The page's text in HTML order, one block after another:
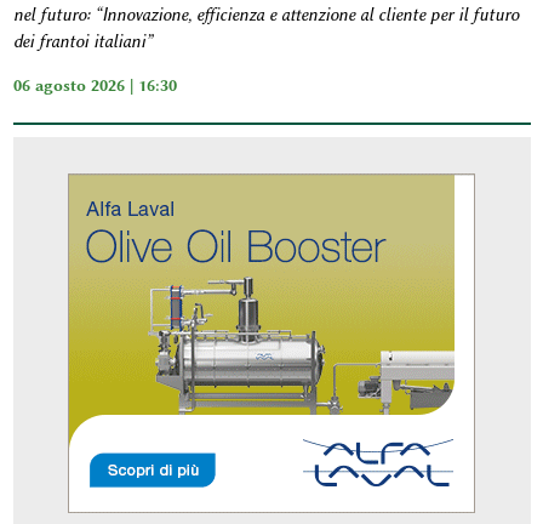
nel futuro: “Innovazione, efficienza e attenzione al cliente per il futuro
dei frantoi italiani”
06 agosto 2026 | 16:30